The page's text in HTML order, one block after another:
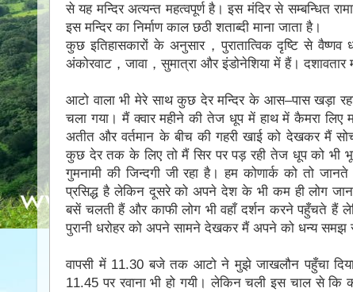
से यह मन्दिर अत्यन्त महत्वपूर्ण है। इस मंदिर से सम्बन्धित
इस मन्दिर का निर्माण काल छठी शताब्दी माना जाता है।
कुछ इतिहासकारों के अनुसार，पुरातात्विक दृष्टि से
अंकोरवाट，जावा，सुमात्रा और इंडोनेशिया में हैं।
आटो वाला भी मेरे साथ कुछ देर मन्दिर के आस–पास खड़ा
चला गया। मैं क्वार महीने की तेज धूप में हाथ में कैमरा लिए
अतीत और वर्तमान के बीच की गहरी खाई को देखकर मैं
कुछ देर तक के लिए तो मैं सिर पर पड़ रही तेज धूप को
गुमनामी की जिन्दगी जी रहा है। हम कोणार्क को तो
प्रसिद्ध है लेकिन दूसरे को अपने देश के भी कम ही लोग
बसें चलती हैं और काफी लोग भी वहाँ दर्शन करने पहुँचते हैं
पुरानी धरोहर को अपने सामने देखकर मैं अपने को धन्य समझ
वापसी में 11.30 बजे तक आटो ने मुझे जाखलौन पहुँचा
11.45 पर रवाना भी हो गयी। लेकिन चली इस चाल से